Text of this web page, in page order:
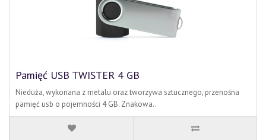
Pamięć USB TWISTER 4 GB
Nieduża, wykonana z metalu oraz tworzywa sztucznego, przenośna
pamięć usb o pojemności 4 GB. Znakowa..